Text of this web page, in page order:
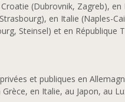
(Dubrovnik, Zagreb),
en Italie (Naples-
Steinsel) et en République
et publiques en
en Italie, au Japon, au